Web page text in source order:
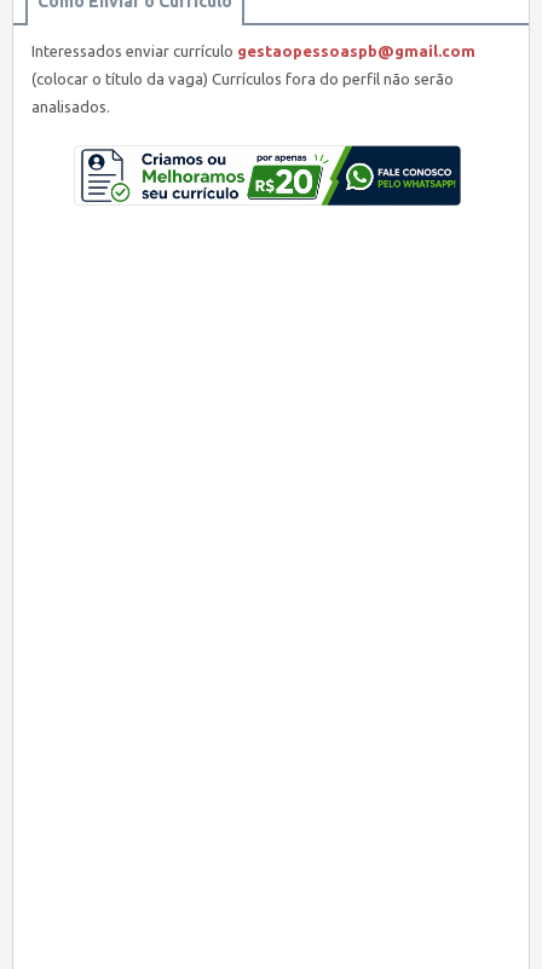
Interessados enviar currículo gestaopessoaspb@gmail.com
(colocar o título da vaga) Currículos fora do perfil não serão
analisados.